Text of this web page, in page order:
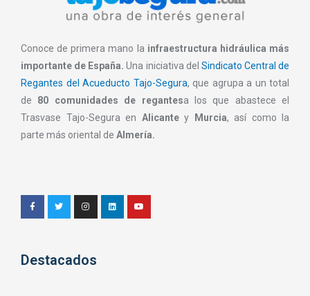
Conoce de primera mano la infraestructura hidráulica más
importante de España.Una iniciativa del Sindicato Central de
Regantes del Acueducto Tajo-Segura, que agrupa a un total
de 80 comunidades de regantesa los que abastece el
Trasvase Tajo-Segura en Alicante y Murcia, así como la
parte más oriental de Almería.
Destacados